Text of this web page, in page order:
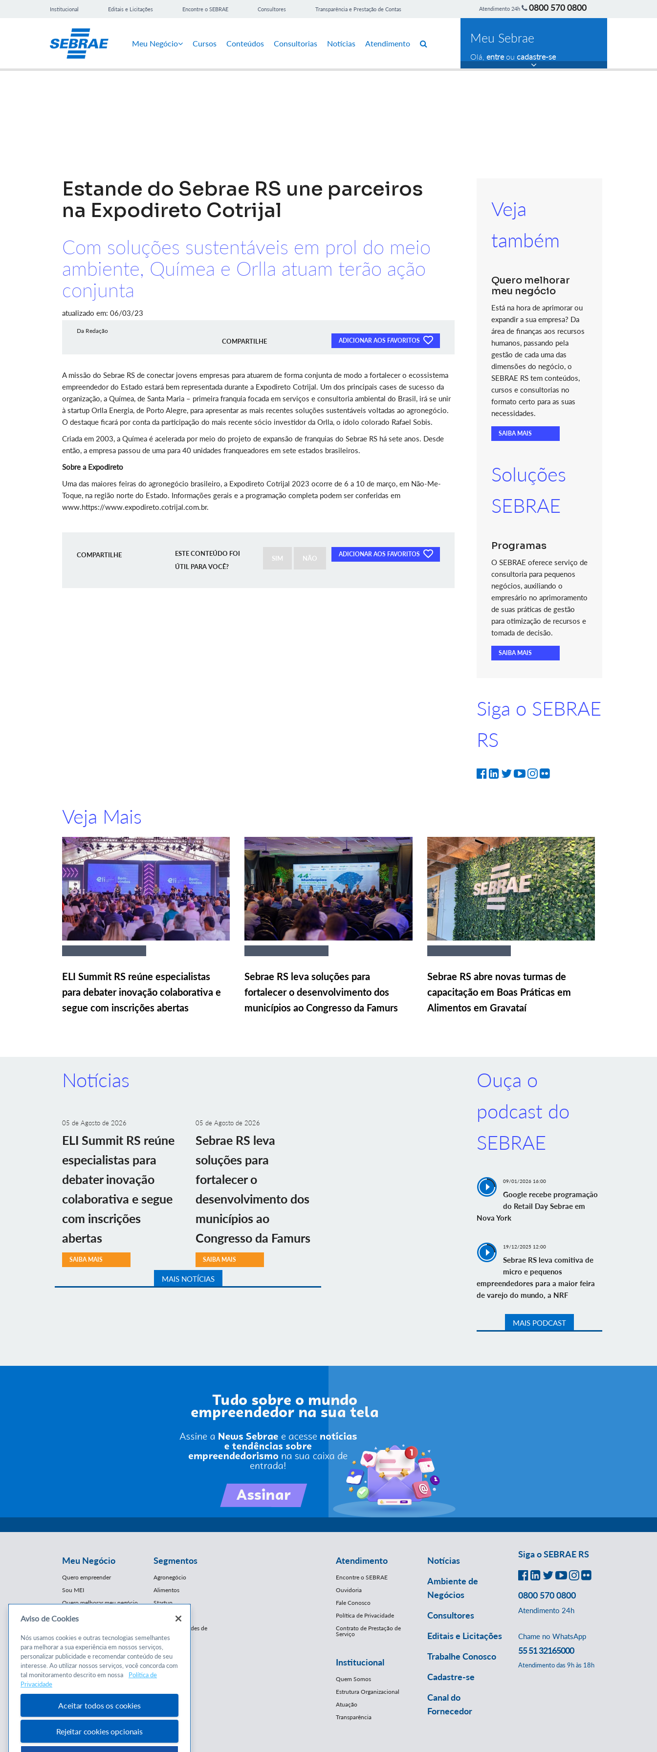
Institucional Editais e Licitações Encontre o SEBRAE Consultores Transparência e Prestação de Contas Atendimento 24h 0800 570 0800
Meu Negócio Cursos Conteúdos Consultorias Notícias Atendimento Meu Sebrae
Olá, entreou cadastre-se
Estande do Sebrae RS une parceiros
na Expodireto Cotrijal
Com soluções sustentáveis em prol do meio
ambiente, Químea e Orlla atuam terão ação
conjunta
atualizado em: 06/03/23
Da Redação
COMPARTILHE ADICIONAR AOS FAVORITOS
A missão do Sebrae RS de conectar jovens empresas para atuarem de forma conjunta de modo a fortalecer o ecossistema
empreendedor do Estado estará bem representada durante a Expodireto Cotrijal. Um dos principais cases de sucesso da
organização, a Químea, de Santa Maria – primeira franquia focada em serviços e consultoria ambiental do Brasil, irá se unir
à startup Orlla Energia, de Porto Alegre, para apresentar as mais recentes soluções sustentáveis voltadas ao agronegócio.
O destaque ficará por conta da participação do mais recente sócio investidor da Orlla, o ídolo colorado Rafael Sobis.
Criada em 2003, a Químea é acelerada por meio do projeto de expansão de franquias do Sebrae RS há sete anos. Desde
então, a empresa passou de uma para 40 unidades franqueadores em sete estados brasileiros.
Sobre a Expodireto
Uma das maiores feiras do agronegócio brasileiro, a Expodireto Cotrijal 2023 ocorre de 6 a 10 de março, em Não-Me-
Toque, na região norte do Estado. Informações gerais e a programação completa podem ser conferidas em
www.https://www.expodireto.cotrijal.com.br.
COMPARTILHE ADICIONAR AOS FAVORITOS
ESTE CONTEÚDO FOI
ÚTIL PARA VOCÊ?
SIM NÃO
Veja
também
Quero melhorar
meu negócio
Está na hora de aprimorar ou
expandir a sua empresa? Da
área de finanças aos recursos
humanos, passando pela
gestão de cada uma das
dimensões do negócio, o
SEBRAE RS tem conteúdos,
cursos e consultorias no
formato certo para as suas
necessidades.
SAIBA MAIS
Soluções
SEBRAE
Programas
O SEBRAE oferece serviço de
consultoria para pequenos
negócios, auxiliando o
empresário no aprimoramento
de suas práticas de gestão
para otimização de recursos e
tomada de decisão.
SAIBA MAIS
Siga o SEBRAE
RS
Veja Mais
ELI Summit RS reúne especialistas
para debater inovação colaborativa e
segue com inscrições abertas
Sebrae RS leva soluções para
fortalecer o desenvolvimento dos
municípios ao Congresso da Famurs
Sebrae RS abre novas turmas de
capacitação em Boas Práticas em
Alimentos em Gravataí
Notícias
05 de Agosto de 2026
ELI Summit RS reúne
especialistas para
debater inovação
colaborativa e segue
com inscrições
abertas
SAIBA MAIS
05 de Agosto de 2026
Sebrae RS leva
soluções para
fortalecer o
desenvolvimento dos
municípios ao
Congresso da Famurs
SAIBA MAIS
MAIS NOTÍCIAS
Ouça o
podcast do
SEBRAE
09/01/2026 16:00
Google recebe programação
do Retail Day Sebrae em
Nova York
19/12/2025 12:00
Sebrae RS leva comitiva de
micro e pequenos
empreendedores para a maior feira
de varejo do mundo, a NRF
MAIS PODCAST
Meu Negócio
Quero empreender
Sou MEI
Quero melhorar meu negócio
Conteúdos
Cursos
Consultorias
Segmentos
Agronegócio
Alimentos
Startup
E-Commerce
Franquias / Redes de
Cooperação
Moda
Moveleiro
Saúde
Mercopar
Atendimento
Encontre o SEBRAE
Ouvidoria
Fale Conosco
Política de Privacidade
Contrato de Prestação de
Serviço
Institucional
Quem Somos
Estrutura Organizacional
Atuação
Transparência
Notícias
Ambiente de
Negócios
Consultores
Editais e Licitações
Trabalhe Conosco
Cadastre-se
Canal do
Fornecedor
Siga o SEBRAE RS
0800 570 0800
Atendimento 24h
Chame no WhatsApp
55 51 32165000
Atendimento das 9h às 18h
Aviso de Cookies
Nós usamos cookies e outras tecnologias semelhantes
para melhorar a sua experiência em nossos serviços,
personalizar publicidade e recomendar conteúdo de seu
interesse. Ao utilizar nossos serviços, você concorda com
tal monitoramento descrito em nossa
Política de
Privacidade
Aceitar todos os cookies
Rejeitar cookies opcionais